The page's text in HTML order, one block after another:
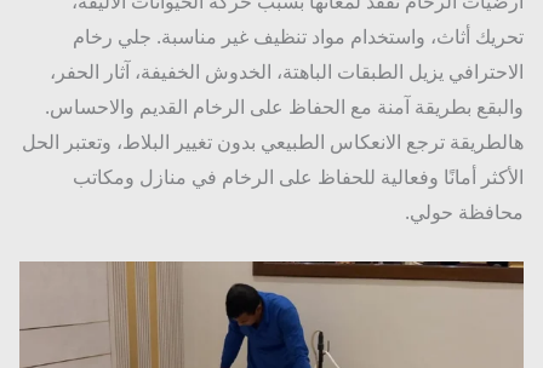
أثاث، واستخدام مواد تنظيف غير مناسبة. جلي رخام
يزيل الطبقات الباهتة، الخدوش الخفيفة، آثار الحفر،
بطريقة آمنة مع الحفاظ على الرخام القديم والاحساس.
ترجع الانعكاس الطبيعي بدون تغيير البلاط، وتعتبر الحل
أمانًا وفعالية للحفاظ على الرخام في منازل ومكاتب
حولي.